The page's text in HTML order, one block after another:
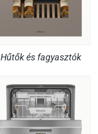
Hűtők és fagyasztók